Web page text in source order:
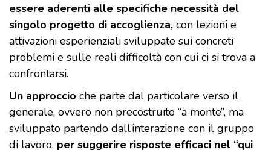
essere aderenti alle specifiche necessità del
singolo progetto di accoglienza, con lezioni e
attivazioni esperienziali sviluppate sui concreti
problemi e sulle reali difficoltà con cui ci si trova a
confrontarsi.
Un approccio che parte dal particolare verso il
generale, ovvero non precostruito “a monte”, ma
sviluppato partendo dall’interazione con il gruppo
di lavoro, per suggerire risposte efficaci nel “qui